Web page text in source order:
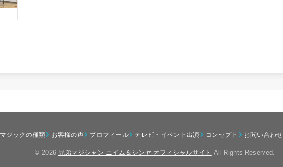
マジックの種類 お客様の声 プロフィール テレビ・イベント出演 コンセプト お問い合わせ
© 2026 兄弟マジシャン ニイム＆シンヤ オフィシャルサイト All Rights Reserved.